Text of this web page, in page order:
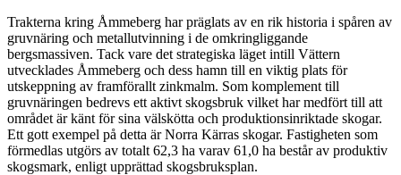
Trakterna kring Åmmeberg har präglats av en rik historia i spåren av
gruvnäring och metallutvinning i de omkringliggande
bergsmassiven. Tack vare det strategiska läget intill Vättern
utvecklades Åmmeberg och dess hamn till en viktig plats för
utskeppning av framförallt zinkmalm. Som komplement till
gruvnäringen bedrevs ett aktivt skogsbruk vilket har medfört till att
området är känt för sina välskötta och produktionsinriktade skogar.
Ett gott exempel på detta är Norra Kärras skogar. Fastigheten som
förmedlas utgörs av totalt 62,3 ha varav 61,0 ha består av produktiv
skogsmark, enligt upprättad skogsbruksplan.